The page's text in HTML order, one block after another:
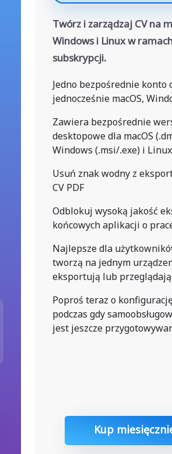
Twórz i zarządzaj CV na
Windows i Linux w
subskrypcji.
Jedno bezpośrednie
jednocześnie macOS,
Zawiera bezpośrednie
desktopowe dla macOS
Windows (.msi/.exe) i
Usuń znak wodny z
CV PDF
Odblokuj wysoką jakość
końcowych aplikacji o
Najlepsze dla
tworzą na jednym
eksportują lub
Poproś teraz o
podczas gdy
jest jeszcze
Kup